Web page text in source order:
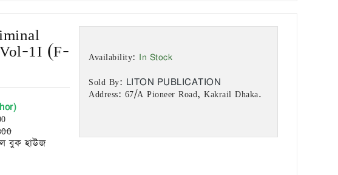
1I (F-
বুক হাউজ
Availability: In Stock
Sold By: LITON PUBLICATION
Address: 67/A Pioneer Road, Kakrail Dhaka.